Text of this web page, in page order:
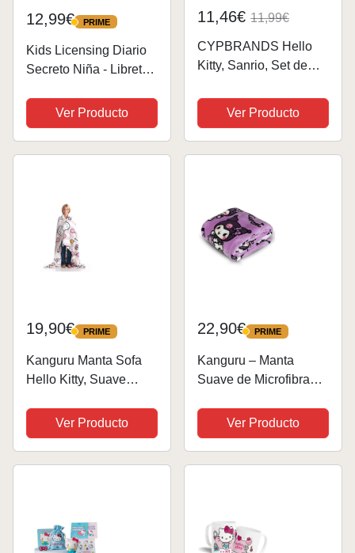
12,99€ PRIME
PRIME
Kids Licensing Diario
Secreto Niña - Libreta
3D con Candado
Ver Producto
11,46€ 11,99€
CYPBRANDS Hello
Kitty, Sanrio, Set de
Cuaderno de Peluche,
Bolígrafo, Color
Blanco, Producto
Ver Producto
19,90€ PRIME
PRIME
Kanguru Manta Sofa
Hello Kitty, Suave
Pelo ultrasuave,
130x170cm, Manta
Cama 150. Linda
Ver Producto
22,90€ PRIME
PRIME
Kanguru – Manta
Suave de Microfibra
cm | Plaid Kawaii para
Niñas o Mujeres,
Cobija Divertida y
Ver Producto